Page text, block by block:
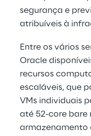
segurança e
atribuíveis à
Entre os vários
Oracle
recursos
escaláveis, que
VMs individuais
até 52-core bare
armazenamento